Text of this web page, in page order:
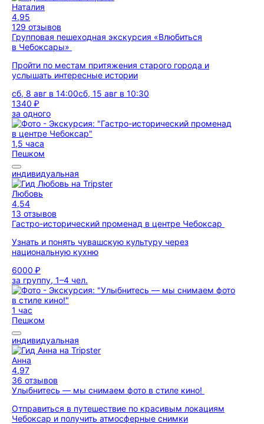
Наталия
4,95
129 отзывов
Групповая пешеходная экскурсия «Влюбиться
в Чебоксары»
Пройти по местам притяжения старого города и
услышать интересные истории
сб, 8 авг в 14:00сб, 15 авг в 10:30
1340 ₽
за одного
1,5 часа
Пешком
индивидуальная
Любовь
4,54
13 отзывов
Гастро-исторический променад в центре Чебоксар
Узнать и понять чувашскую культуру через
национальную кухню
6000 ₽
за группу, 1–4 чел.
1 час
Пешком
индивидуальная
Анна
4,97
36 отзывов
Улыбнитесь — мы снимаем фото в стиле кино!
Отправиться в путешествие по красивым локациям
Чебоксар и получить атмосферные снимки